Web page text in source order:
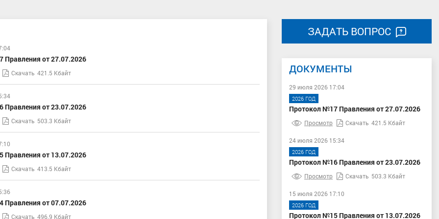
Правления от 27.07.2026
Скачать 421.5 Кбайт
Правления от 23.07.2026
Скачать 503.3 Кбайт
Правления от 13.07.2026
Скачать 413.5 Кбайт
Правления от 07.07.2026
Скачать 496.9 Кбайт
ЗАДАТЬ ВОПРОС
ДОКУМЕНТЫ
29 июля 2026 17:04
2026 ГОД
Протокол №17 Правления от 27.07.2026
Просмотр Скачать 421.5 Кбайт
24 июля 2026 15:34
2026 ГОД
Протокол №16 Правления от 23.07.2026
Просмотр Скачать 503.3 Кбайт
15 июля 2026 17:10
2026 ГОД
Протокол №15 Правления от 13.07.2026